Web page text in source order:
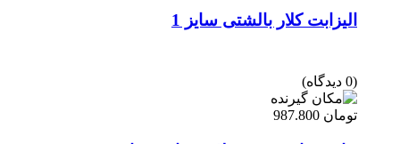
الیزابت کلار بالشتی سایز 1
(0 دیدگاه)
تومان